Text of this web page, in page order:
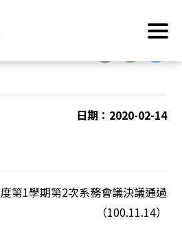
日期：2020-02-14
第1學期第2次系務會議決議通過
（100.11.14）